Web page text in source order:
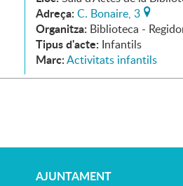
Adreça: C. Bonaire, 3
Organitza: Biblioteca -
Tipus d'acte: Infantils
Marc:Activitats infantils
AJUNTAMENT